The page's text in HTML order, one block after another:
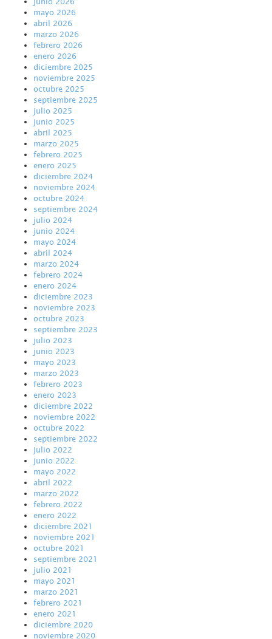
mayo 2026
abril 2026
marzo 2026
febrero 2026
enero 2026
diciembre 2025
noviembre 2025
octubre 2025
septiembre 2025
julio 2025
junio 2025
abril 2025
marzo 2025
febrero 2025
enero 2025
diciembre 2024
noviembre 2024
octubre 2024
septiembre 2024
julio 2024
junio 2024
mayo 2024
abril 2024
marzo 2024
febrero 2024
enero 2024
diciembre 2023
noviembre 2023
octubre 2023
septiembre 2023
julio 2023
junio 2023
mayo 2023
marzo 2023
febrero 2023
enero 2023
diciembre 2022
noviembre 2022
octubre 2022
septiembre 2022
julio 2022
junio 2022
mayo 2022
abril 2022
marzo 2022
febrero 2022
enero 2022
diciembre 2021
noviembre 2021
octubre 2021
septiembre 2021
julio 2021
mayo 2021
marzo 2021
febrero 2021
enero 2021
diciembre 2020
noviembre 2020